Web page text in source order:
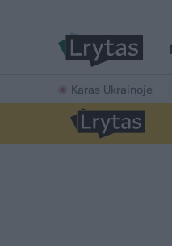
Karas Ukrainoje